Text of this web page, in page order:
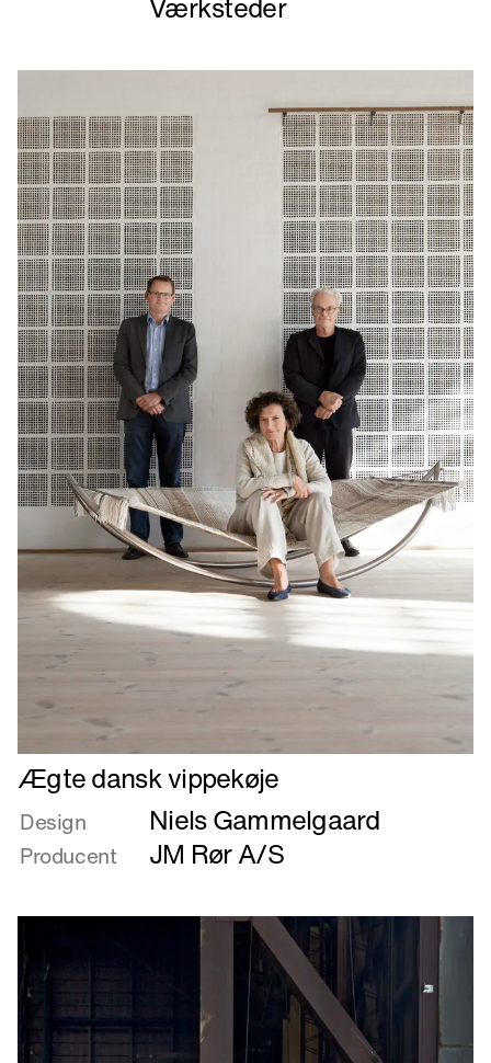
Værksteder
Læs
mere
om
Ægte
dansk
Ægte dansk vippekøje
Design Niels Gammelgaard
Producent JM Rør A/S